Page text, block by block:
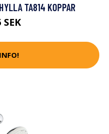
TA814 KOPPAR
SEK